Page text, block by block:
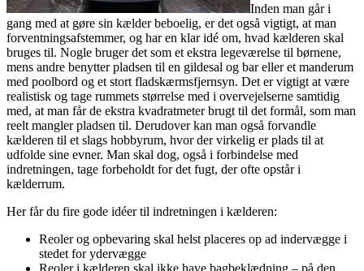
Inden man går i
gang med at gøre sin kælder beboelig, er det også vigtigt, at man
forventningsafstemmer, og har en klar idé om, hvad kælderen skal
bruges til. Nogle bruger det som et ekstra legeværelse til børnene,
mens andre benytter pladsen til en gildesal og bar eller et manderum
med poolbord og et stort fladskærmsfjernsyn. Det er vigtigt at være
realistisk og tage rummets størrelse med i overvejelserne samtidig
med, at man får de ekstra kvadratmeter brugt til det formål, som man
reelt mangler pladsen til. Derudover kan man også forvandle
kælderen til et slags hobbyrum, hvor der virkelig er plads til at
udfolde sine evner. Man skal dog, også i forbindelse med
indretningen, tage forbeholdt for det fugt, der ofte opstår i
kælderrum.
Her får du fire gode idéer til indretningen i kælderen:
Reoler og opbevaring skal helst placeres op ad indervægge i
stedet for ydervægge
Reoler i kælderen skal ikke have bagbeklædning – på den